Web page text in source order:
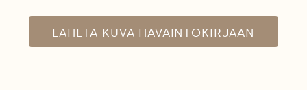
LÄHETÄ KUVA HAVAINTOKIRJAAN